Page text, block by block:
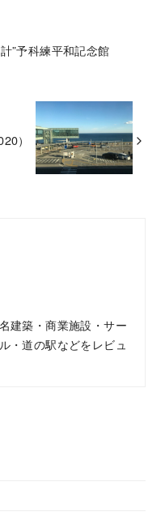
”予科練平和記念館
）
建築・商業施設・サー
・道の駅などをレビュ